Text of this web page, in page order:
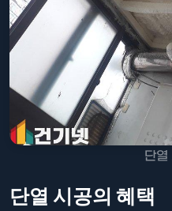
단열
단열 시공의 혜택